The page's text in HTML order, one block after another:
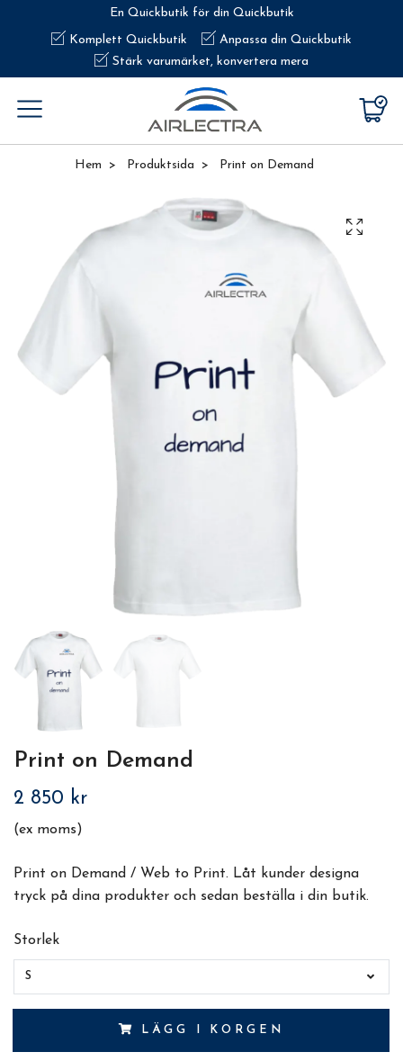
En Quickbutik för din Quickbutik
Komplett Quickbutik
Anpassa din Quickbutik
Stärk varumärket, konvertera mera
Hem Produktsida Print on Demand
Print on Demand
2 850 kr
(ex moms)
Print on Demand / Web to Print. Låt kunder designa
tryck på dina produkter och sedan beställa i din butik.
Storlek
S
LÄGG I KORGEN